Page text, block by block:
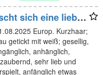
sich eine liebe
Europ. Kurzhaar;
getickt mit weiß; gesellig,
anhänglich,
sehr lieb und
anfänglich etwas